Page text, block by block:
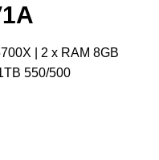
| 2 x RAM 8GB
550/500